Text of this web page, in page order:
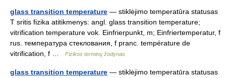
glass transition temperature — stiklėjimo temperatūra statusas
T sritis fizika atitikmenys: angl. glass transition temperature;
vitrification temperature vok. Einfrierpunkt, m; Einfriertemperatur, f
rus. температура стеклования, f pranc. température de
vitrification, f …
Fizikos terminų žodynas
glass transition temperature — stiklėjimo temperatūra statusas